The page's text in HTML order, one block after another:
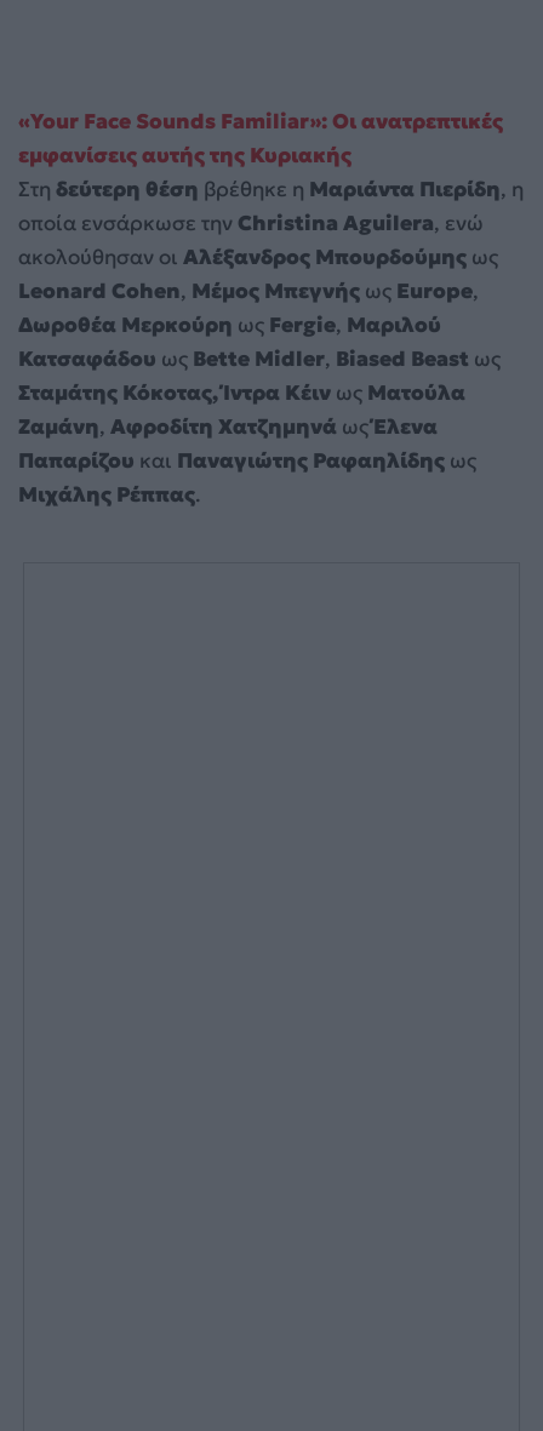
«Your Face Sounds Familiar»: Οι ανατρεπτικές
εμφανίσεις αυτής της Κυριακής
Στη δεύτερη θέση βρέθηκε η Μαριάντα Πιερίδη, η
οποία ενσάρκωσε την Christina Aguilera, ενώ
ακολούθησαν οι Αλέξανδρος Μπουρδούμης ως
Leonard Cohen, Μέμος Μπεγνής ως Europe,
Δωροθέα Μερκούρη ως Fergie, Μαριλού
Κατσαφάδου ως Bette Midler, Biased Beast ως
Σταμάτης Κόκοτας, Ίντρα Κέιν ως Ματούλα
Ζαμάνη, Αφροδίτη Χατζημηνά ωςΈλενα
Παπαρίζου και Παναγιώτης Ραφαηλίδης ως
Μιχάλης Ρέππας.